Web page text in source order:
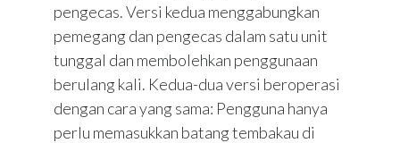
pengecas. Versi kedua menggabungkan
pemegang dan pengecas dalam satu unit
tunggal dan membolehkan penggunaan
berulang kali. Kedua-dua versi beroperasi
dengan cara yang sama: Pengguna hanya
perlu memasukkan batang tembakau di